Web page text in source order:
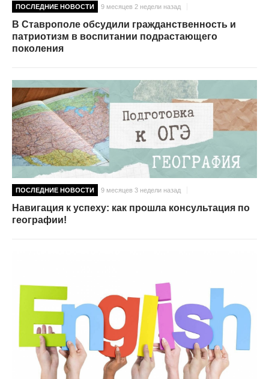
ПОСЛЕДНИЕ НОВОСТИ 9 месяцев 2 недели назад
В Ставрополе обсудили гражданственность и
патриотизм в воспитании подрастающего
поколения
ПОСЛЕДНИЕ НОВОСТИ 9 месяцев 3 недели назад
Навигация к успеху: как прошла консультация по
географии!